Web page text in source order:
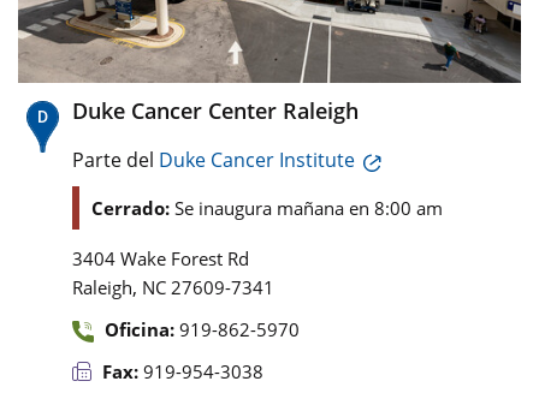
Duke Cancer Center Raleigh
Parte del Duke Cancer Institute
Cerrado: Se inaugura mañana en 8:00 am
3404 Wake Forest Rd
Raleigh, NC 27609-7341
Oficina: 919-862-5970
Fax: 919-954-3038